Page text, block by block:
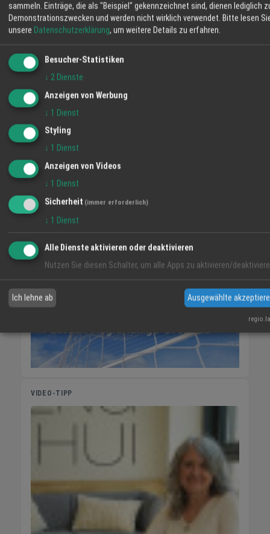
Schwarzwald Hugo-Likör 25%vol.
18 °C
Klarer Himmel
06:11
VIDEO-TIPP
sammeln. Einträge, die als "Beispiel" gekennzeichnet sind, dienen lediglich
Demonstrationszwecken und werden nicht wirklich verwendet. Bitte lesen
unsere Datenschutzerklärung, um weitere Details zu erfahren.
Besucher-Statistiken
↓ 2 Dienste
Anzeigen von Werbung
↓ 1 Dienst
Styling
↓ 1 Dienst
Anzeigen von Videos
↓ 1 Dienst
Sicherheit (immer erforderlich)
↓ 1 Dienst
Alle Dienste aktivieren oder deaktivieren
Nutzen Sie diesen Schalter, um alle Apps zu aktivieren/
Ich lehne ab Ausgewählte